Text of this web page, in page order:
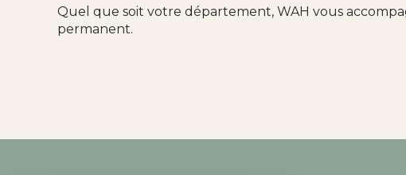
Quel que soit votre département, WAH vous
permanent.